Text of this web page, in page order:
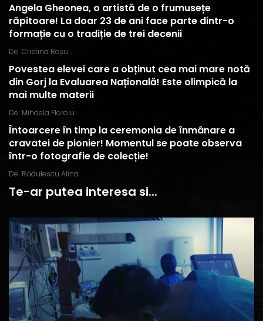
Angela Gheonea, o artistă de o frumusețe
răpitoare! La doar 23 de ani face parte dintr-o
formație cu o tradiție de trei decenii
De Cristina Roșu
Povestea elevei care a obținut cea mai mare notă
din Gorj la Evaluarea Națională! Este olimpică la
mai multe materii
De Mihaela Floroiu
Întoarcere în timp la ceremonia de înmânare a
cravatei de pionier! Momentul se poate observa
într-o fotografie de colecție!
De Rădulescu Alina
Te-ar putea interesa si...